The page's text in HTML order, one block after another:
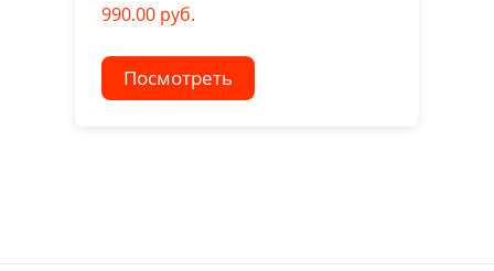
990.00 руб.
Посмотреть